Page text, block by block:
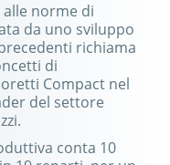
norme di
da uno sviluppo
richiama
di
Compact nel
del settore
conta 10